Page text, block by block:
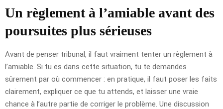
Un règlement à l’amiable avant des
poursuites plus sérieuses
Avant de penser tribunal, il faut vraiment tenter un règlement à
l’amiable. Si tu es dans cette situation, tu te demandes
sûrement par où commencer : en pratique, il faut poser les faits
clairement, expliquer ce que tu attends, et laisser une vraie
chance à l’autre partie de corriger le problème. Une discussion